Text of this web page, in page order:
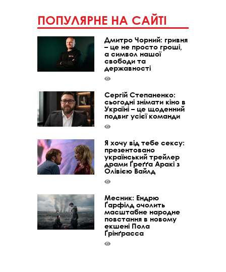
ПОПУЛЯРНЕ НА САЙТІ
Дмитро Чорний: гривня
– це не просто гроші,
а символ нашої
свободи та
державності
Сергій Степаненко:
сьогодні знімати кіно в
Україні – це щоденний
подвиг усієї команди
Я хочу від тебе сексу:
презентовано
український трейлер
драми Ґреґґа Аракі з
Олівією Вайлд
Месник: Ендрю
Ґарфілд очолить
масштабне народне
повстання в новому
екшені Пола
Ґрінґрасса